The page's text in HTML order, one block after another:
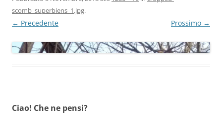
scomb_superbiens_1.jpg.
← Precedente Prossimo →
Ciao! Che ne pensi?